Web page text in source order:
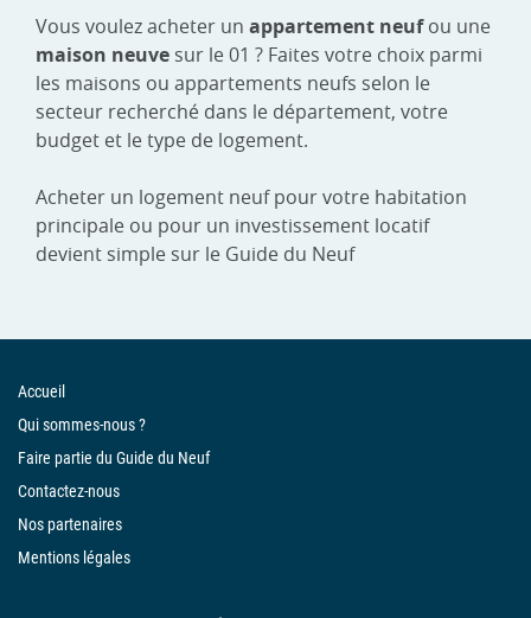
Vous voulez acheter un appartement neufou une
maison neuve sur le 01 ? Faites votre choix parmi
les maisons ou appartements neufs selon le
secteur recherché dans le département, votre
budget et le type de logement.
Acheter un logement neuf pour votre habitation
principale ou pour un investissement locatif
devient simple sur le Guide du Neuf
Accueil
Qui sommes-nous ?
Faire partie du Guide du Neuf
Contactez-nous
Nos partenaires
Mentions légales